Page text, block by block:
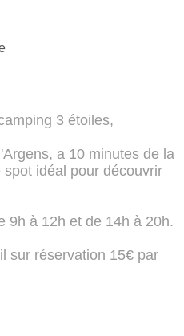
3 étoiles,
a 10 minutes de la
idéal pour découvrir
9h à 12h et de 14h à 20h.
sur réservation 15€ par